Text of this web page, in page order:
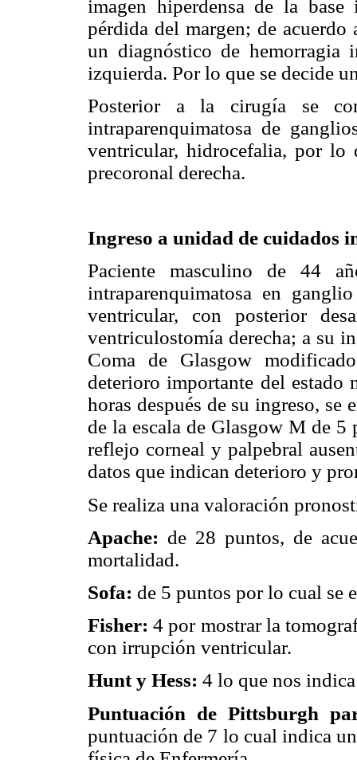
imagen hiperdensa de la
pérdida del margen; de
un diagnóstico de hemorragia
izquierda. Por lo que se decide
Posterior a la cirugía se
intraparenquimatosa de
ventricular, hidrocefalia, por lo
precoronal derecha.
Ingreso a unidad de cuidados
Paciente masculino de 44
intraparenquimatosa en
ventricular, con posterior
ventriculostomía derecha; a su
Coma de Glasgow
deterioro importante del estado
horas después de su ingreso, se
de la escala de Glasgow M de
reflejo corneal y palpebral
datos que indican deterioro y
Se realiza una valoración
Apache: de 28 puntos, de
mortalidad.
Sofa: de 5 puntos por lo cual se
Fisher: 4 por mostrar la
con irrupción ventricular.
Hunt y Hess: 4 lo que nos
Puntuación de Pittsburgh
puntuación de 7 lo cual indica